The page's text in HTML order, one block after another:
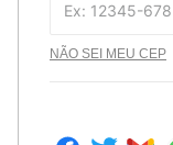
NÃO SEI MEU CEP